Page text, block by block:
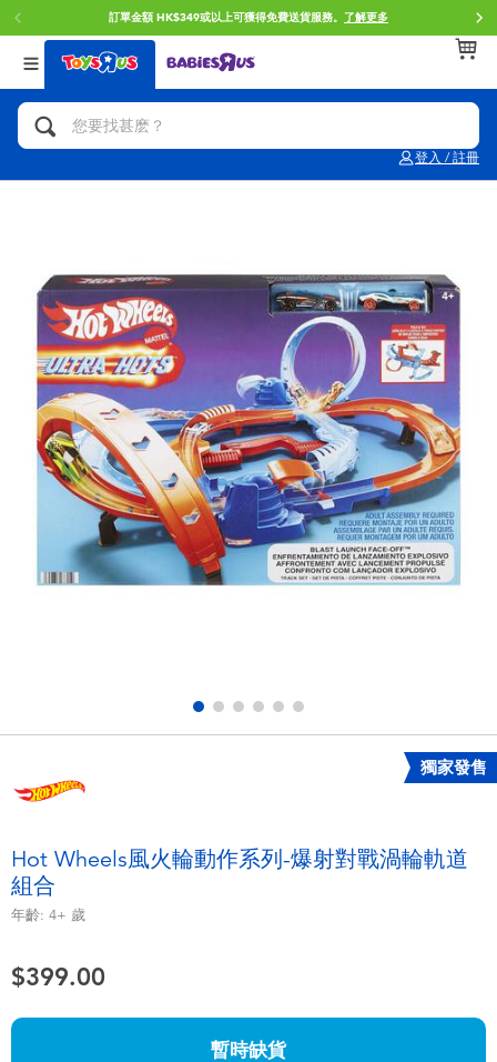
訂單金額 HK$349或以上可獲得免費送貨服務。 了解更多
登入 / 註冊
返回
分類目錄
人氣英雄,角色扮演,射擊玩具
玩具車,貨車,火車及遙控系列
手工藝,文具,蠟筆,泥膠,畫板
娃娃, 芭比,收藏公仔
電子玩具
遊戲及拼圖系列
戶外及運動用品
嬰兒及學前玩具
返回
品牌
Brunch Brother 早午餐兄弟
Mini Brands
Play-Doh培樂多
Pokemon寶可夢
playpop
LEGO樂高
返回
年齢
0~2歳
8~11歳
12~14歳
14歳以上
獨家發售
Hot Wheels風火輪動作系列-爆射對戰渦輪軌道
組合
年齡: 4+ 歲
$399.00
暫時缺貨